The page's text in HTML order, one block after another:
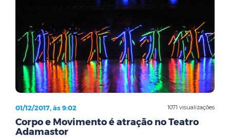
1071 visualizações
01/12/2017, às 9:02
Corpo e Movimento é atração no Teatro
Adamastor